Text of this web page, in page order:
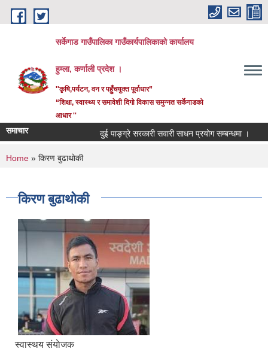
Skip to main content
सर्केगाड गाउँपालिका गाउँकार्यपालिकाको कार्यालय
हुम्ला, कर्णाली प्रदेश ।
''कृषि,पर्यटन, वन र पहुँचयुक्त पूर्वाधार”
“शिक्षा, स्वास्थ्य र समावेशी दिगो विकास समुन्नत सर्केगाडको
आधार ''
समाचार दुई पाङ्ग्रे सरकारी सवारी साधन प्रयोग सम्बन्धमा ।
You are here
Home » किरण बुढाथाेकी
किरण बुढाथाेकी
स्वास्थय संयाेजक